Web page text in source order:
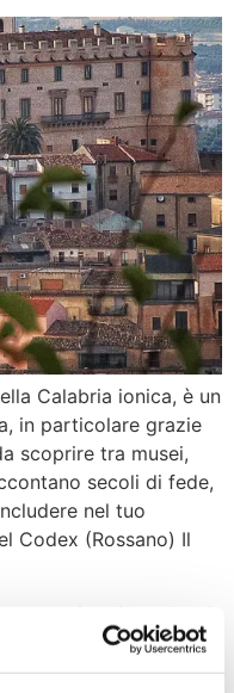
Calabria ionica, è un
in particolare grazie
scoprire tra musei,
secoli di fede,
nel tuo
Codex (Rossano) Il
viventi
tra